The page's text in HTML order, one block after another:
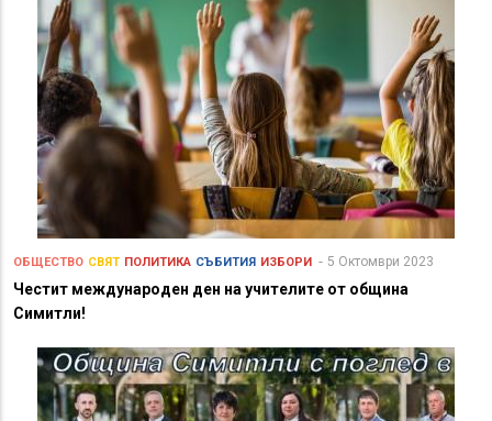
ОБЩЕСТВО СВЯТ ПОЛИТИКА СЪБИТИЯ ИЗБОРИ 5 Октомври 2023
Честит международен ден на учителите от община
Симитли!